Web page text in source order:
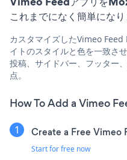
これまでになく簡単にな
カスタマイズしたVimeo
イトのスタイルと色を一致さ
投稿、サイドバー、フッター
点。
How To Add a Vimeo
Create a Free Vimeo
Start for free now